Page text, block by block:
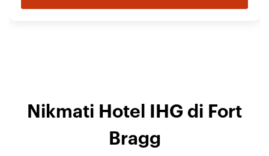
Nikmati Hotel IHG di Fort
Bragg